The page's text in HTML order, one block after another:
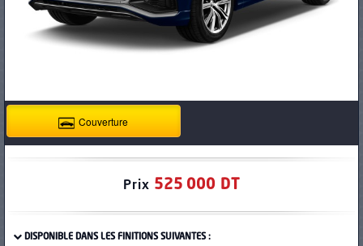
Couverture
Prix 525 000 DT
DISPONIBLE DANS LES FINITIONS SUIVANTES :